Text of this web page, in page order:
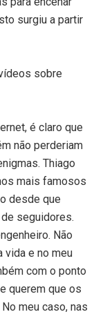
surgiu a partir
sobre
é claro que
não perderiam
Thiago
mais famosos
desde que
seguidores.
Não
vida e no meu
com o ponto
querem que os
meu caso, nas